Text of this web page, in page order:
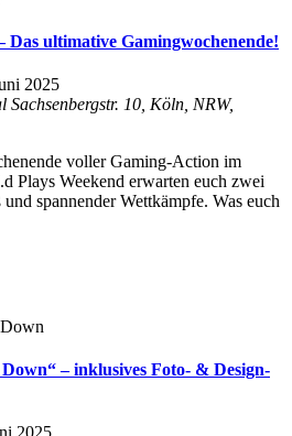
Das ultimative Gamingwochenende!
2025
Sachsenbergstr. 10, Köln, NRW,
voller Gaming-Action im
Plays Weekend erwarten euch zwei
spannender Wettkämpfe. Was euch
– inklusives Foto- & Design-